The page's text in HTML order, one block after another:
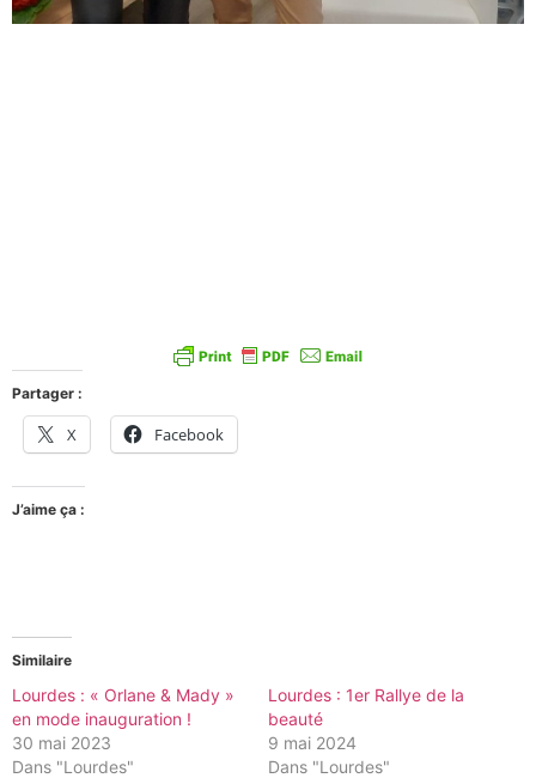
Partager :
X Facebook
J’aime ça :
Similaire
Lourdes : « Orlane & Mady »
en mode inauguration !
30 mai 2023
Dans "Lourdes"
Lourdes : 1er Rallye de la
beauté
9 mai 2024
Dans "Lourdes"